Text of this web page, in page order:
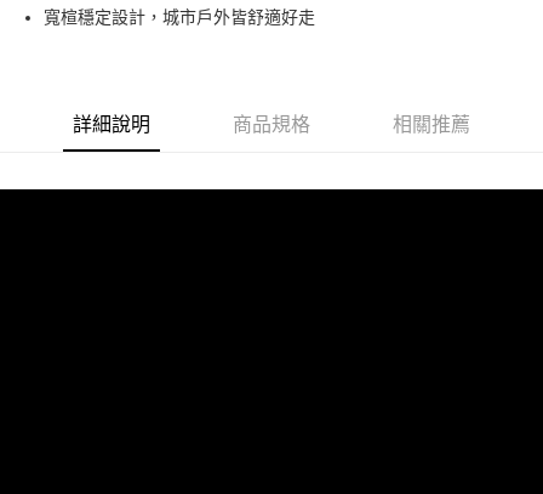
每筆NT$60，滿NT$990(含以上)免運費
寬楦穩定設計，城市戶外皆舒適好走
詳細說明 商品規格 相關推薦